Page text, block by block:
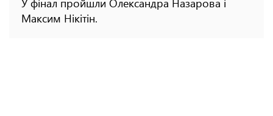
У фінал пройшли Олександра Назарова і
Максим Нікітін.